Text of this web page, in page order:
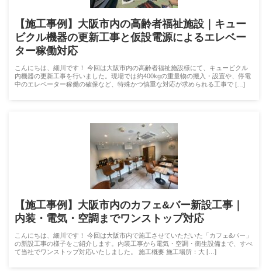
【施工事例】大阪市内の高齢者福祉施設｜キュー
ビクル機器の更新工事と仮設電源によるエレベー
ター稼働対応
こんにちは、細川です！ 今回は大阪市内の高齢者福祉施設様にて、キュービクル
内機器の更新工事を行いました。現場では約400kgの重量物の搬入・設置や、停電
中のエレベーター稼働の確保など、特殊かつ慎重な対応が求められる工事で […]
【施工事例】大阪市内のカフェ&バー新設工事｜
内装・電気・空調までワンストップ対応
こんにちは、細川です！ 今回は大阪市内で施工させていただいた「カフェ&バー」
の新設工事の様子をご紹介します。内装工事から電気・空調・衛生設備まで、すべ
て当社でワンストップ対応いたしました。 施工概要 施工場所：大 […]